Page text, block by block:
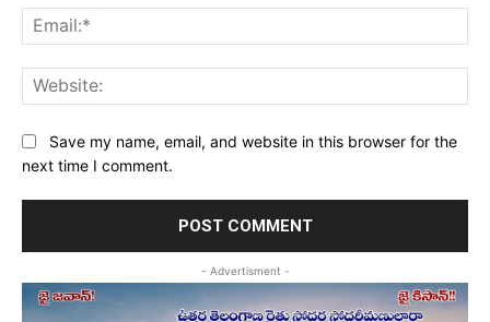
Save my name, email, and website in this browser for the
next time I comment.
- Advertisment -